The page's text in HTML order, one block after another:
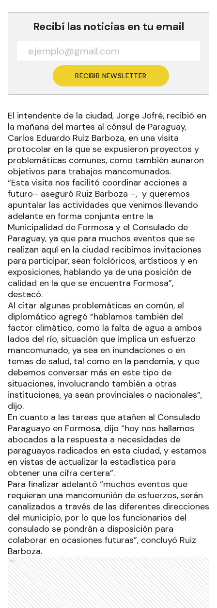
Recibí las noticias en tu email
RECIBIR NEWSLETTER
El intendente de la ciudad, Jorge Jofré, recibió en
la mañana del martes al cónsul de Paraguay,
Carlos Eduardo Ruiz Barboza, en una visita
protocolar en la que se expusieron proyectos y
problemáticas comunes, como también aunaron
objetivos para trabajos mancomunados.
“Esta visita nos facilitó coordinar acciones a
futuro– aseguró Ruiz Barboza –, y queremos
apuntalar las actividades que venimos llevando
adelante en forma conjunta entre la
Municipalidad de Formosa y el Consulado de
Paraguay, ya que para muchos eventos que se
realizan aquí en la ciudad recibimos invitaciones
para participar, sean folclóricos, artísticos y en
exposiciones, hablando ya de una posición de
calidad en la que se encuentra Formosa”,
destacó.
Al citar algunas problemáticas en común, el
diplomático agregó “hablamos también del
factor climático, como la falta de agua a ambos
lados del río, situación que implica un esfuerzo
mancomunado, ya sea en inundaciones o en
temas de salud, tal como en la pandemia, y que
debemos conversar más en este tipo de
situaciones, involucrando también a otras
instituciones, ya sean provinciales o nacionales”,
dijo.
En cuanto a las tareas que atañen al Consulado
Paraguayo en Formosa, dijo “hoy nos hallamos
abocados a la respuesta a necesidades de
paraguayos radicados en esta ciudad, y estamos
en vistas de actualizar la estadística para
obtener una cifra certera”.
Para finalizar adelantó “muchos eventos que
requieran una mancomunión de esfuerzos, serán
canalizados a través de las diferentes direcciones
del municipio, por lo que los funcionarios del
consulado se pondrán a disposición para
colaborar en ocasiones futuras”, concluyó Ruiz
Barboza.
Ads